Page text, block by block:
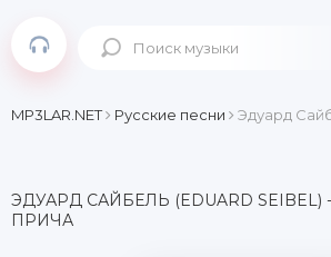
MP3LAR.NET Русские песни Эдуард Сайбель
ЭДУАРД САЙБЕЛЬ (EDUARD
ПРИЧА